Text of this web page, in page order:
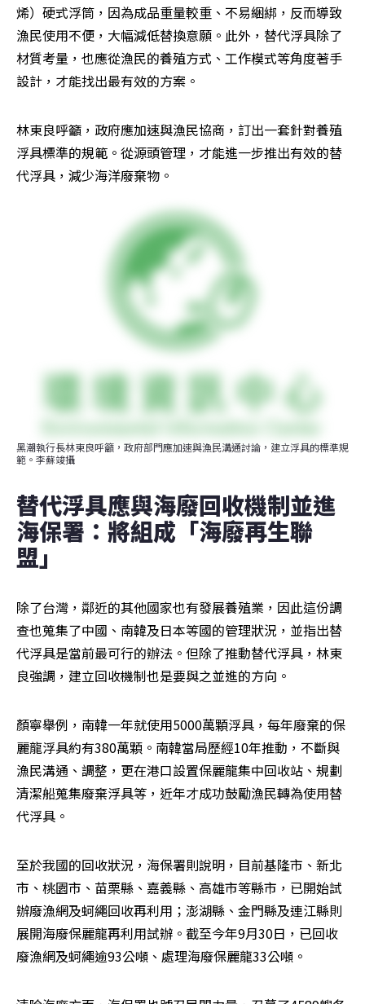
烯）硬式浮筒，因為成品重量較重、不易綑綁，反而導致
漁民使用不便，大幅減低替換意願。此外，替代浮具除了
材質考量，也應從漁民的養殖方式、工作模式等角度著手
設計，才能找出最有效的方案。
林東良呼籲，政府應加速與漁民協商，訂出一套針對養殖
浮具標準的規範。從源頭管理，才能進一步推出有效的替
代浮具，減少海洋廢棄物。
黑潮執行長林東良呼籲，政府部門應加速與漁民溝通討論，建立浮具的標準規
範。李蘇竣攝
替代浮具應與海廢回收機制並進
海保署：將組成「海廢再生聯
盟」
除了台灣，鄰近的其他國家也有發展養殖業，因此這份調
查也蒐集了中國、南韓及日本等國的管理狀況，並指出替
代浮具是當前最可行的辦法。但除了推動替代浮具，林東
良強調，建立回收機制也是要與之並進的方向。
顏寧舉例，南韓一年就使用5000萬顆浮具，每年廢棄的保
麗龍浮具約有380萬顆。南韓當局歷經10年推動，不斷與
漁民溝通、調整，更在港口設置保麗龍集中回收站、規劃
清潔船蒐集廢棄浮具等，近年才成功鼓勵漁民轉為使用替
代浮具。
至於我國的回收狀況，海保署則說明，目前基隆市、新北
市、桃園市、苗栗縣、嘉義縣、高雄市等縣市，已開始試
辦廢漁網及蚵繩回收再利用；澎湖縣、金門縣及連江縣則
展開海廢保麗龍再利用試辦。截至今年9月30日，已回收
廢漁網及蚵繩逾93公噸、處理海廢保麗龍33公噸。